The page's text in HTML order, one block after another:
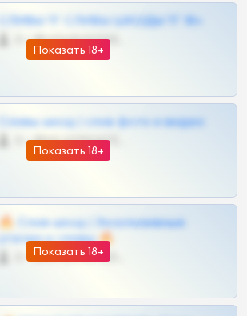
Показать 18+
СЛИВЫ ТГ СЛИВЫ ШКОДЫ ТГ 18+
0 •
Показать 18+
Сливы шкод | слив фото и видео
0 •
Показать 18+
🔥 Слив шкод | Эксклюзивные
утечки и сливы 🔥
0 •